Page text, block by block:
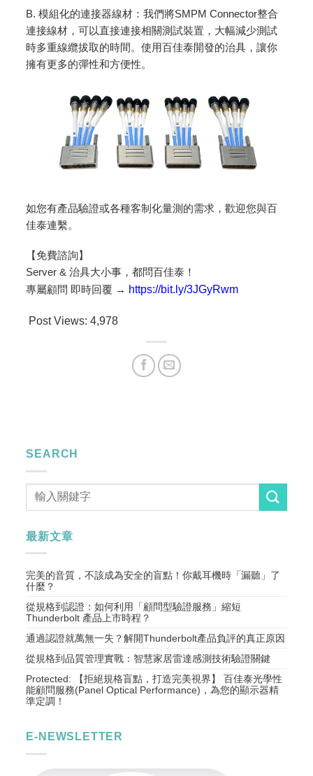
B. 模組化的連接器線材：我們將SMPM Connector整合
連接線材，可以直接連接相關測試裝置，大幅減少測試
時多重線纜拔取的時間。使用百佳泰開發的治具，讓你
擁有更多的彈性和方便性。
如您有產品驗證或各種客制化量測的需求，歡迎您與百
佳泰連繫。
【免費諮詢】
Server & 治具大小事，都問百佳泰！
專屬顧問 即時回覆 → https://bit.ly/3JGyRwm
Post Views:4,978
SEARCH
最新文章
完美的音質，不該成為安全的盲點！你戴耳機時「漏聽」了
什麼？
從規格到認證：如何利用「顧問型驗證服務」縮短
Thunderbolt 產品上市時程？
通過認證就萬無一失？解開Thunderbolt產品負評的真正原因
從規格到品質管理實戰：智慧家居雷達感測技術驗證關鍵
Protected: 【拒絕規格盲點，打造完美視界】 百佳泰光學性
能顧問服務(Panel Optical Performance)，為您的顯示器精
準定調！
E-NEWSLETTER